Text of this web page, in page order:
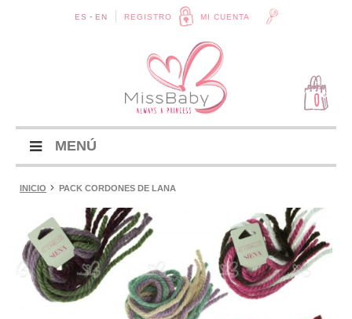
REGISTRO MI CUENTA
ES - EN
0
MENÚ
INICIO PACK CORDONES DE LANA